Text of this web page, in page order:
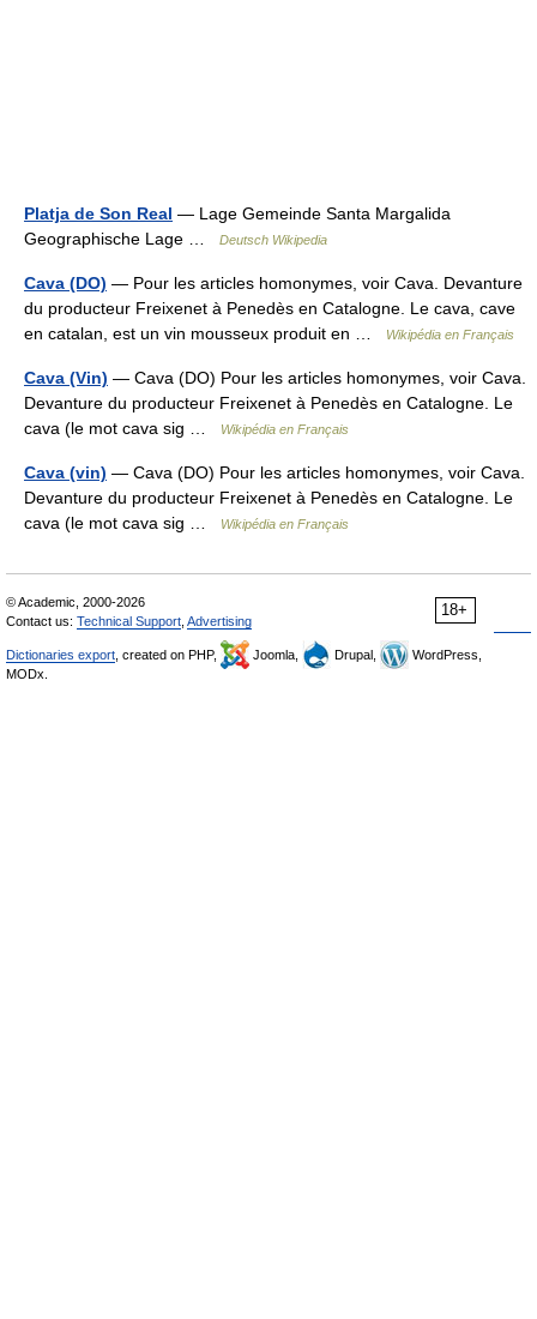
Platja de Son Real — Lage Gemeinde Santa Margalida
Geographische Lage …
Deutsch Wikipedia
Cava (DO) — Pour les articles homonymes, voir Cava. Devanture
du producteur Freixenet à Penedès en Catalogne. Le cava, cave
en catalan, est un vin mousseux produit en …
Wikipédia en Français
Cava (Vin) — Cava (DO) Pour les articles homonymes, voir Cava.
Devanture du producteur Freixenet à Penedès en Catalogne. Le
cava (le mot cava sig …
Wikipédia en Français
Cava (vin) — Cava (DO) Pour les articles homonymes, voir Cava.
Devanture du producteur Freixenet à Penedès en Catalogne. Le
cava (le mot cava sig …
Wikipédia en Français
18+
© Academic, 2000-2026
Contact us: Technical Support Advertising
Dictionaries export , created on PHP, Joomla, Drupal,
WordPress,
MODx.